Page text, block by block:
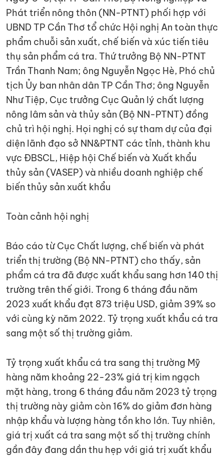
Phát triển nông thôn (NN-PTNT) phối hợp với
UBND TP Cần Thơ tổ chức Hội nghị An toàn thực
phẩm chuỗi sản xuất, chế biến và xúc tiến tiêu
thụ sản phẩm cá tra. Thứ trưởng Bộ NN-PTNT
Trần Thanh Nam; ông Nguyễn Ngọc Hè, Phó chủ
tịch Ủy ban nhân dân TP Cần Thơ; ông Nguyễn
Như Tiệp, Cục trưởng Cục Quản lý chất lượng
nông lâm sản và thủy sản (Bộ NN-PTNT) đồng
chủ trì hội nghị. Họi nghị có sự tham dự của đại
diện lãnh đạo sở NN&PTNT các tỉnh, thành khu
vực ÐBSCL, Hiệp hội Chế biến và Xuất khẩu
thủy sản (VASEP) và nhiều doanh nghiệp chế
biến thủy sản xuất khẩu
Toàn cảnh hội nghị
Báo cáo từ Cục Chất lượng, chế biến và phát
triển thị trường (Bộ NN-PTNT) cho thấy, sản
phẩm cá tra đã được xuất khẩu sang hơn 140 thị
trường trên thế giới. Trong 6 tháng đầu năm
2023 xuất khẩu đạt 873 triệu USD, giảm 39% so
với cùng kỳ năm 2022. Tỷ trọng xuất khẩu cá tra
sang một số thị trường giảm.
Tỷ trọng xuất khẩu cá tra sang thị trường Mỹ
hàng năm khoảng 22-23% giá trị kim ngạch
mặt hàng, trong 6 tháng đầu năm 2023 tỷ trọng
thị trường này giảm còn 16% do giảm đơn hàng
nhập khẩu và lượng hàng tồn kho lớn. Tuy nhiên,
giá trị xuất cá tra sang một số thị trường chính
gần đây đang dần thu hẹp với giá trị xuất khẩu